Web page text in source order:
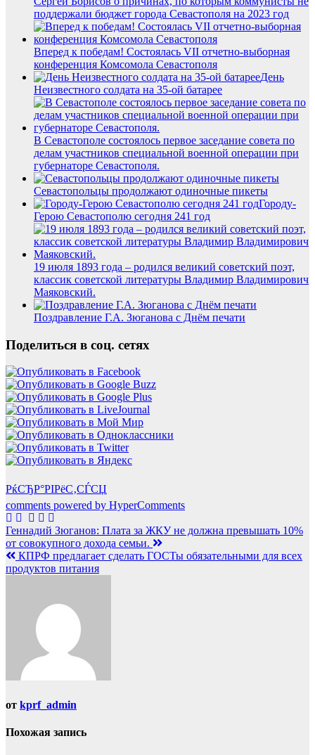
поддержали бюджет города Севастополя на 2023 год
Вперед к победам! Состоялась VII отчетно-выборная
конференция Комсомола Севастополя
День
Неизвестного солдата на 35-ой батарее
В Севастополе состоялось первое заседание совета по
делам участников специальной военной операции при
губернаторе Севастополя.
Севастопольцы продолжают одиночные пикеты
Городу-
Герою Севастополю сегодня 241 год
19 июля 1893 года – родился великий советский поэт,
классик советской литературы Владимир Владимирович
Маяковский.
Поздравление Г.А. Зюганова с Днём печати
Поделиться в соц. сетях
РќСЂР°РІРёС‚СЃСЏ
comments powered by HyperComments
Навигация
по
записям
Геннадий Зюганов: Плата за ЖКУ не должна превышать 10%
от совокупного дохода семьи.
КПРФ предлагает сделать ГОСТы обязательными для всех
продуктов питания
от kprf_admin
Похожая запись